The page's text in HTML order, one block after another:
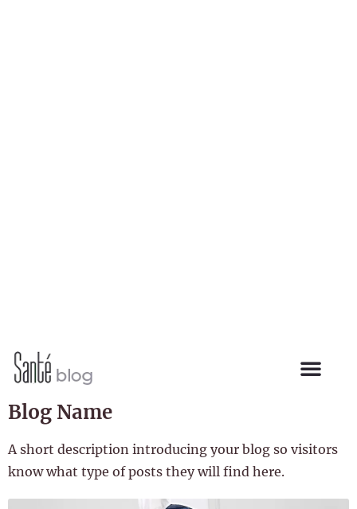
Blog Name
A short description introducing your blog so visitors
know what type of posts they will find here.